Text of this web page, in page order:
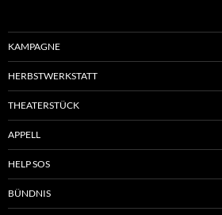
KAMPAGNE
HERBSTWERKSTATT
THEATERSTÜCK
APPELL
HELP SOS
BÜNDNIS